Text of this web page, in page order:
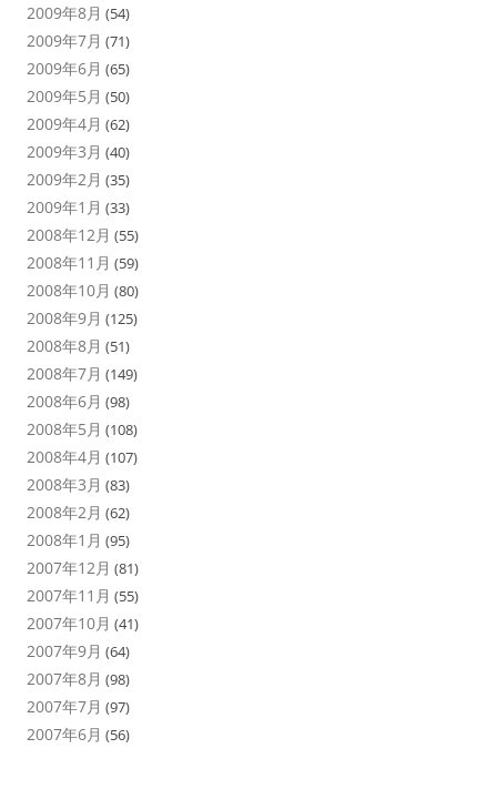
2009年8月 (54)
2009年7月 (71)
2009年6月 (65)
2009年5月 (50)
2009年4月 (62)
2009年3月 (40)
2009年2月 (35)
2009年1月 (33)
2008年12月 (55)
2008年11月 (59)
2008年10月 (80)
2008年9月 (125)
2008年8月 (51)
2008年7月 (149)
2008年6月 (98)
2008年5月 (108)
2008年4月 (107)
2008年3月 (83)
2008年2月 (62)
2008年1月 (95)
2007年12月 (81)
2007年11月 (55)
2007年10月 (41)
2007年9月 (64)
2007年8月 (98)
2007年7月 (97)
2007年6月 (56)